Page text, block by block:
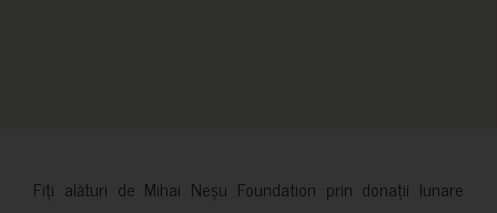
Fiți alături de Mihai Neșu Foundation prin donații lunare